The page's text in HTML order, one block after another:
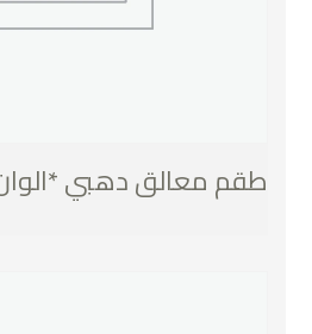
طقم معالق دهبي *الوان